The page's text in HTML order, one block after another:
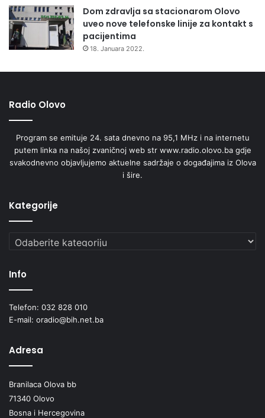
Dom zdravlja sa stacionarom Olovo
uveo nove telefonske linije za kontakt s
pacijentima
18. Januara 2022.
Radio Olovo
Program se emituje 24. sata dnevno na 95,1 MHz i na internetu
putem linka na našoj zvaničnoj web str www.radio.olovo.ba gdje
svakodnevno objavljujemo aktuelne sadržaje o događajima iz Olova
i šire.
Kategorije
Kategorije
Info
Telefon: 032 828 010
E-mail: oradio@bih.net.ba
Adresa
Branilaca Olova bb
71340 Olovo
Bosna i Hercegovina